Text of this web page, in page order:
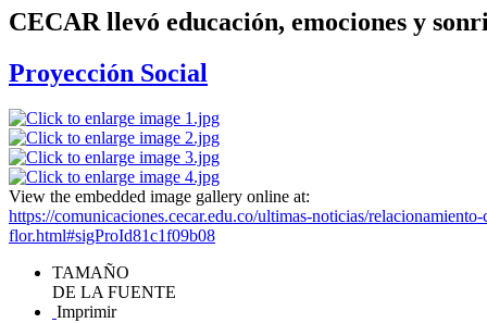
CECAR llevó educación, emociones y
Proyección Social
View the embedded image gallery online at:
https://comunicaciones.cecar.edu.co/ultimas-noticias/
flor.html#sigProId81c1f09b08
TAMAÑO
DE LA FUENTE
Imprimir